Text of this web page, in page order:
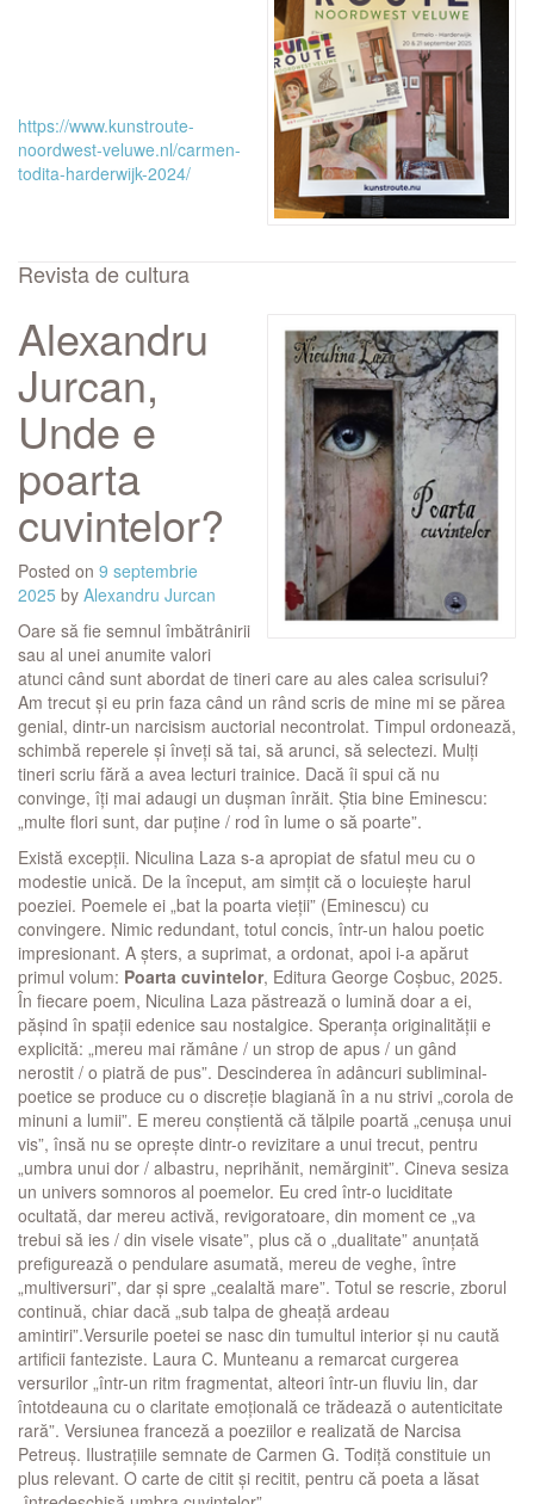
https://www.kunstroute-
noordwest-veluwe.nl/carmen-
todita-harderwijk-2024/
Revista de cultura
Alexandru
Jurcan,
Unde e
poarta
cuvintelor?
Posted on 9 septembrie
2025 by Alexandru Jurcan
Oare să fie semnul îmbătrânirii
sau al unei anumite valori
atunci când sunt abordat de tineri care au ales calea scrisului?
Am trecut și eu prin faza când un rând scris de mine mi se părea
genial, dintr-un narcisism auctorial necontrolat. Timpul ordonează,
schimbă reperele și înveți să tai, să arunci, să selectezi. Mulți
tineri scriu fără a avea lecturi trainice. Dacă îi spui că nu
convinge, îți mai adaugi un dușman înrăit. Știa bine Eminescu:
„multe flori sunt, dar puține / rod în lume o să poarte”.
Există excepții. Niculina Laza s-a apropiat de sfatul meu cu o
modestie unică. De la început, am simțit că o locuiește harul
poeziei. Poemele ei „bat la poarta vieții” (Eminescu) cu
convingere. Nimic redundant, totul concis, într-un halou poetic
impresionant. A șters, a suprimat, a ordonat, apoi i-a apărut
primul volum: Poarta cuvintelor, Editura George Coșbuc, 2025.
În fiecare poem, Niculina Laza păstrează o lumină doar a ei,
pășind în spații edenice sau nostalgice. Speranța originalității e
explicită: „mereu mai rămâne / un strop de apus / un gând
nerostit / o piatră de pus”. Descinderea în adâncuri subliminal-
poetice se produce cu o discreție blagiană în a nu strivi „corola de
minuni a lumii”. E mereu conștientă că tălpile poartă „cenușa unui
vis”, însă nu se oprește dintr-o revizitare a unui trecut, pentru
„umbra unui dor / albastru, neprihănit, nemărginit”. Cineva sesiza
un univers somnoros al poemelor. Eu cred într-o luciditate
ocultată, dar mereu activă, revigoratoare, din moment ce „va
trebui să ies / din visele visate”, plus că o „dualitate” anunțată
prefigurează o pendulare asumată, mereu de veghe, între
„multiversuri”, dar și spre „cealaltă mare”. Totul se rescrie, zborul
continuă, chiar dacă „sub talpa de gheață ardeau
amintiri”.Versurile poetei se nasc din tumultul interior și nu caută
artificii fanteziste. Laura C. Munteanu a remarcat curgerea
versurilor „într-un ritm fragmentat, alteori într-un fluviu lin, dar
întotdeauna cu o claritate emoțională ce trădează o autenticitate
rară”. Versiunea franceză a poeziilor e realizată de Narcisa
Petreuș. Ilustrațiile semnate de Carmen G. Todiță constituie un
plus relevant. O carte de citit și recitit, pentru că poeta a lăsat